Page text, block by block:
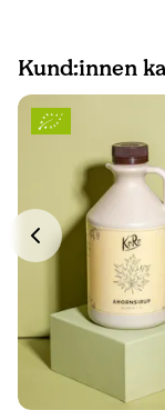
Kund:innen